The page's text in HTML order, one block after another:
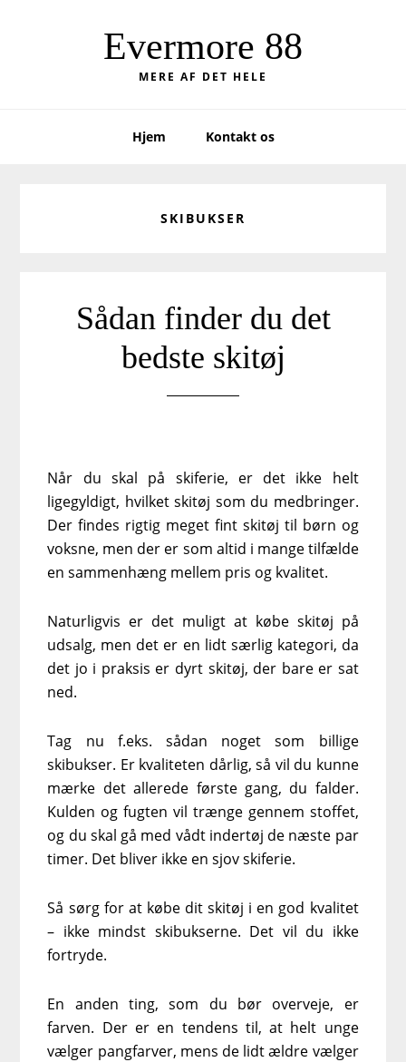
Evermore 88
MERE AF DET HELE
Hjem Kontakt os
SKIBUKSER
Sådan finder du det
bedste skitøj
Når du skal på skiferie, er det ikke helt
ligegyldigt, hvilket skitøj som du medbringer.
Der findes rigtig meget fint skitøj til børn og
voksne, men der er som altid i mange tilfælde
en sammenhæng mellem pris og kvalitet.
Naturligvis er det muligt at købe skitøj på
udsalg, men det er en lidt særlig kategori, da
det jo i praksis er dyrt skitøj, der bare er sat
ned.
Tag nu f.eks. sådan noget som billige
skibukser. Er kvaliteten dårlig, så vil du kunne
mærke det allerede første gang, du falder.
Kulden og fugten vil trænge gennem stoffet,
og du skal gå med vådt indertøj de næste par
timer. Det bliver ikke en sjov skiferie.
Så sørg for at købe dit skitøj i en god kvalitet
– ikke mindst skibukserne. Det vil du ikke
fortryde.
En anden ting, som du bør overveje, er
farven. Der er en tendens til, at helt unge
vælger pangfarver, mens de lidt ældre vælger